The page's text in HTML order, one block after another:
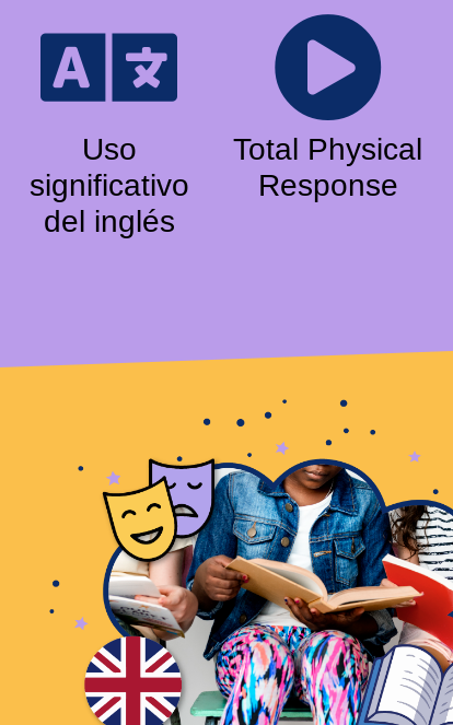
Uso
significativo
del inglés
Total Physical
Response